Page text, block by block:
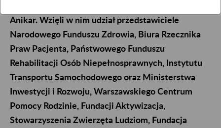
Anikar. Wzięli w nim udział przedstawiciele
Narodowego Funduszu Zdrowia, Biura Rzecznika
Praw Pacjenta, Państwowego Funduszu
Rehabilitacji Osób Niepełnosprawnych, Instytutu
Transportu Samochodowego oraz Ministerstwa
Inwestycji i Rozwoju, Warszawskiego Centrum
Pomocy Rodzinie, Fundacji Aktywizacja,
Stowarzyszenia Zwierzęta Ludziom, Fundacja